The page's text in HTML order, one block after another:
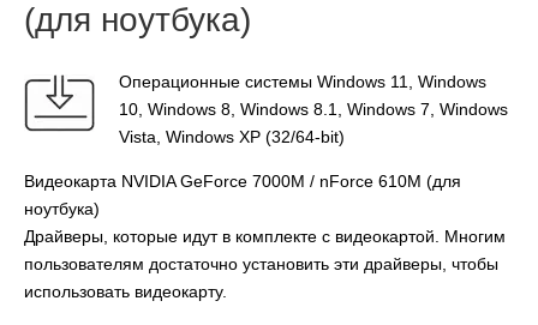
(для ноутбука)
Операционные системы Windows 11, Windows
10, Windows 8, Windows 8.1, Windows 7, Windows
Vista, Windows XP (32/64-bit)
Видеокарта NVIDIA GeForce 7000M / nForce 610M (для
ноутбука)
Драйверы, которые идут в комплекте с видеокартой. Многим
пользователям достаточно установить эти драйверы, чтобы
использовать видеокарту.